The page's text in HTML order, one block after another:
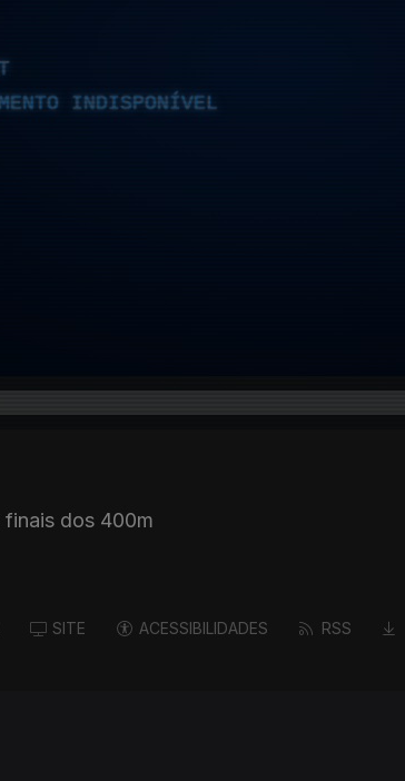
INDISPONÍVEL
finais dos 400m
SITE ACESSIBILIDADES RSS